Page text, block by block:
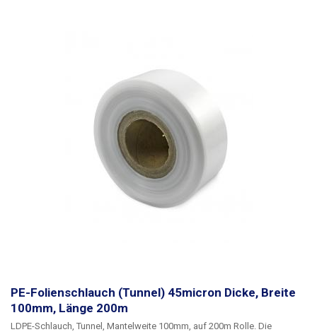
PE-Folienschlauch (Tunnel) 45micron Dicke, Breite
100mm, Länge 200m
LDPE-Schlauch, Tunnel, Mantelweite 100mm, auf 200m Rolle. Die